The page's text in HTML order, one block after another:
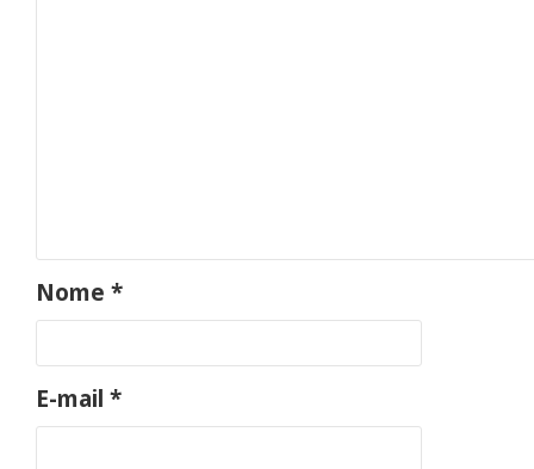
Nome *
E-mail *